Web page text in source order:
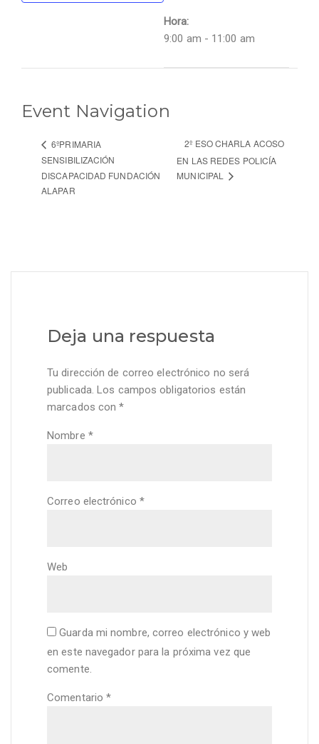
Hora:
9:00 am - 11:00 am
Event Navigation
6ºPRIMARIA
SENSIBILIZACIÓN
DISCAPACIDAD FUNDACIÓN
ALAPAR
2º ESO CHARLA ACOSO
EN LAS REDES POLICÍA
MUNICIPAL
Deja una respuesta
Tu dirección de correo electrónico no será
publicada. Los campos obligatorios están
marcados con*
Nombre *
Correo electrónico *
Web
Guarda mi nombre, correo electrónico y web
en este navegador para la próxima vez que
comente.
Comentario*